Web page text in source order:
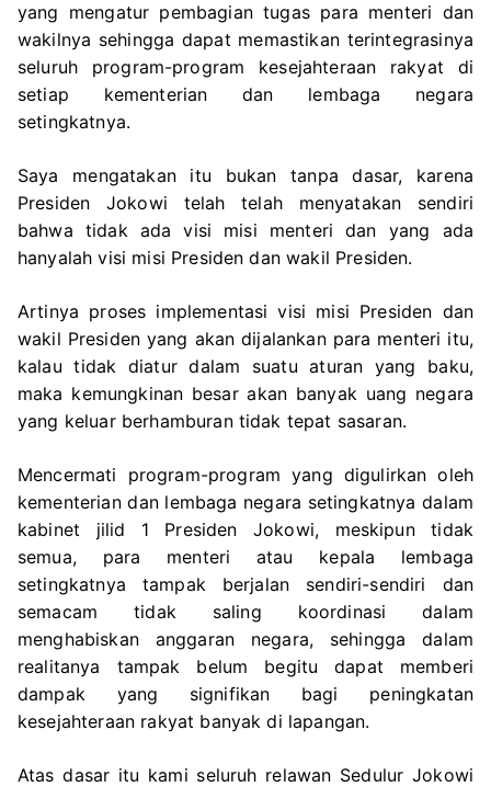
yang mengatur pembagian tugas para menteri dan
wakilnya sehingga dapat memastikan terintegrasinya
seluruh program-program kesejahteraan rakyat di
setiap kementerian dan lembaga negara
setingkatnya.
Saya mengatakan itu bukan tanpa dasar, karena
Presiden Jokowi telah telah menyatakan sendiri
bahwa tidak ada visi misi menteri dan yang ada
hanyalah visi misi Presiden dan wakil Presiden.
Artinya proses implementasi visi misi Presiden dan
wakil Presiden yang akan dijalankan para menteri itu,
kalau tidak diatur dalam suatu aturan yang baku,
maka kemungkinan besar akan banyak uang negara
yang keluar berhamburan tidak tepat sasaran.
Mencermati program-program yang digulirkan oleh
kementerian dan lembaga negara setingkatnya dalam
kabinet jilid 1 Presiden Jokowi, meskipun tidak
semua, para menteri atau kepala lembaga
setingkatnya tampak berjalan sendiri-sendiri dan
semacam tidak saling koordinasi dalam
menghabiskan anggaran negara, sehingga dalam
realitanya tampak belum begitu dapat memberi
dampak yang signifikan bagi peningkatan
kesejahteraan rakyat banyak di lapangan.
Atas dasar itu kami seluruh relawan Sedulur Jokowi